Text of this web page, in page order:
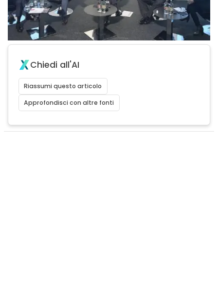
Chiedi all'AI
Riassumi questo articolo
Approfondisci con altre fonti